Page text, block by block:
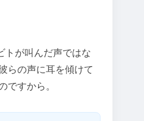
トが叫んだ声ではな
らの声に耳を傾けて
すから。